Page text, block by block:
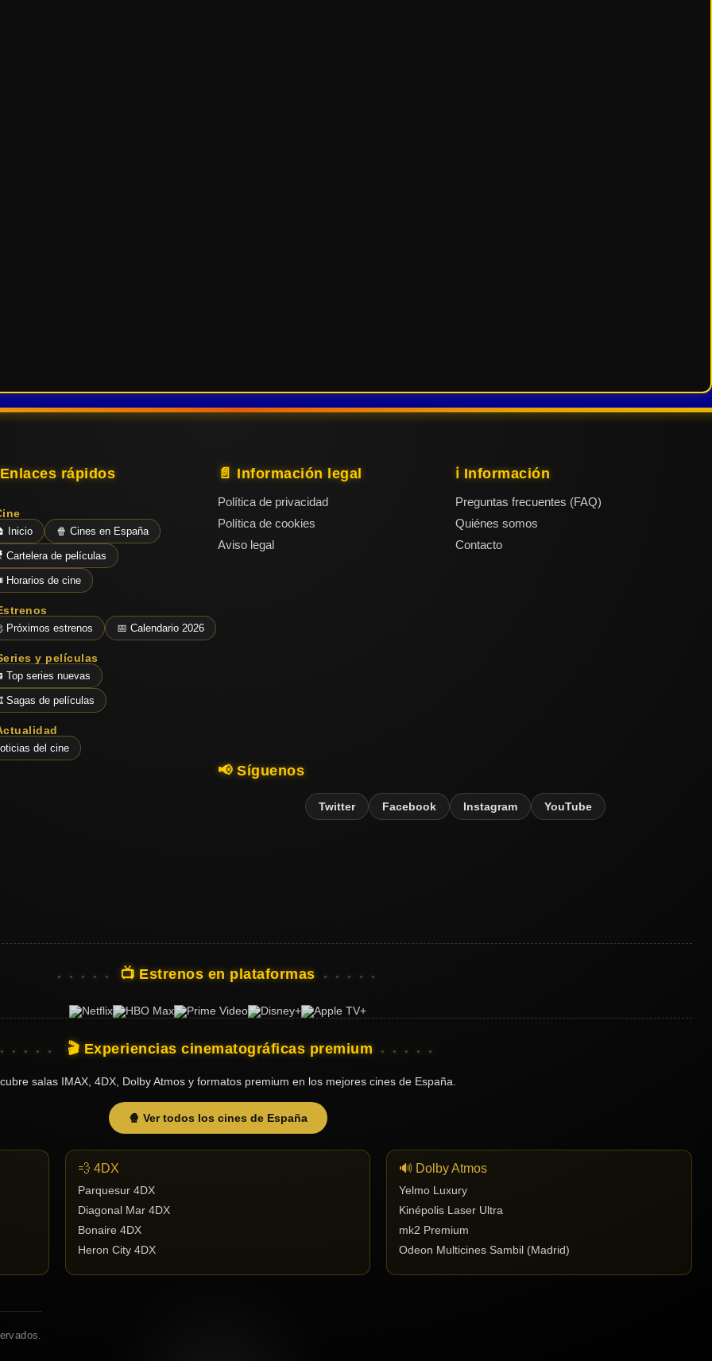
rápidos
Inicio 🍿 Cines en España
Cartelera de películas
Horarios de cine
Próximos estrenos 📅 Calendario 2026
y películas
Top series nuevas
Sagas de películas
del cine
📄 Información legal
Política de privacidad
Política de cookies
Aviso legal
ℹ️ Información
Preguntas frecuentes (FAQ)
Quiénes somos
Contacto
📢 Síguenos
Twitter Facebook Instagram YouTube
📺 Estrenos en plataformas
🎬 Experiencias cinematográficas premium
salas IMAX, 4DX, Dolby Atmos y formatos premium en los mejores cines de España.
🍿 Ver todos los cines de España
💨 4DX
Parquesur 4DX
Diagonal Mar 4DX
Bonaire 4DX
Heron City 4DX
🔊 Dolby Atmos
Yelmo Luxury
Kinépolis Laser Ultra
mk2 Premium
Odeon Multicines Sambil (Madrid)